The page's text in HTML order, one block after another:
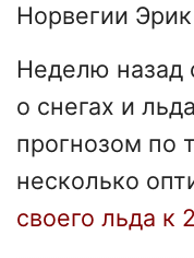
Норвегии
Неделю назад
о снегах и
прогнозом по
несколько
своего льда к